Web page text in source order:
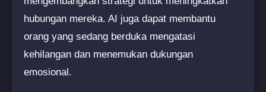
hubungan mereka. AI juga dapat membantu
orang yang sedang berduka mengatasi
kehilangan dan menemukan dukungan
emosional.